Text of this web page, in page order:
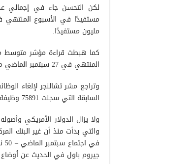
مليون مستفيدًا.
المنتهي في 27 سبتمبر الماضي مقابل المتوسط المسجل في الأسبوع السابق عند 225000 مطالبة.
السابقة التي سجلت 75891 وظيفة ملغاة الشهر السابق.
ولا يزال الدولار الأمريكي
والتي بدأت منذ أن غير البنك
جيروم باول في الحديث عن